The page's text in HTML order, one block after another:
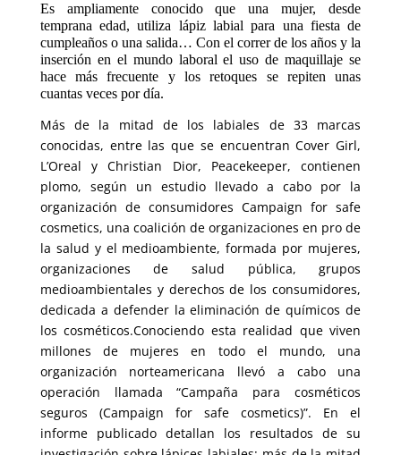
Es ampliamente conocido que una mujer, desde
temprana edad, utiliza lápiz labial para una fiesta de
cumpleaños o una salida… Con el correr de los años y la
inserción en el mundo laboral el uso de maquillaje se
hace más frecuente y los retoques se repiten unas
cuantas veces por día.
Más de la mitad de los labiales de 33 marcas
conocidas, entre las que se encuentran Cover Girl,
L’Oreal y Christian Dior, Peacekeeper, contienen
plomo, según un estudio llevado a cabo por la
organización de consumidores Campaign for safe
cosmetics, una coalición de organizaciones en pro de
la salud y el medioambiente, formada por mujeres,
organizaciones de salud pública, grupos
medioambientales y derechos de los consumidores,
dedicada a defender la eliminación de químicos de
los cosméticos.Conociendo esta realidad que viven
millones de mujeres en todo el mundo, una
organización norteamericana llevó a cabo una
operación llamada “Campaña para cosméticos
seguros (Campaign for safe cosmetics)”. En el
informe publicado detallan los resultados de su